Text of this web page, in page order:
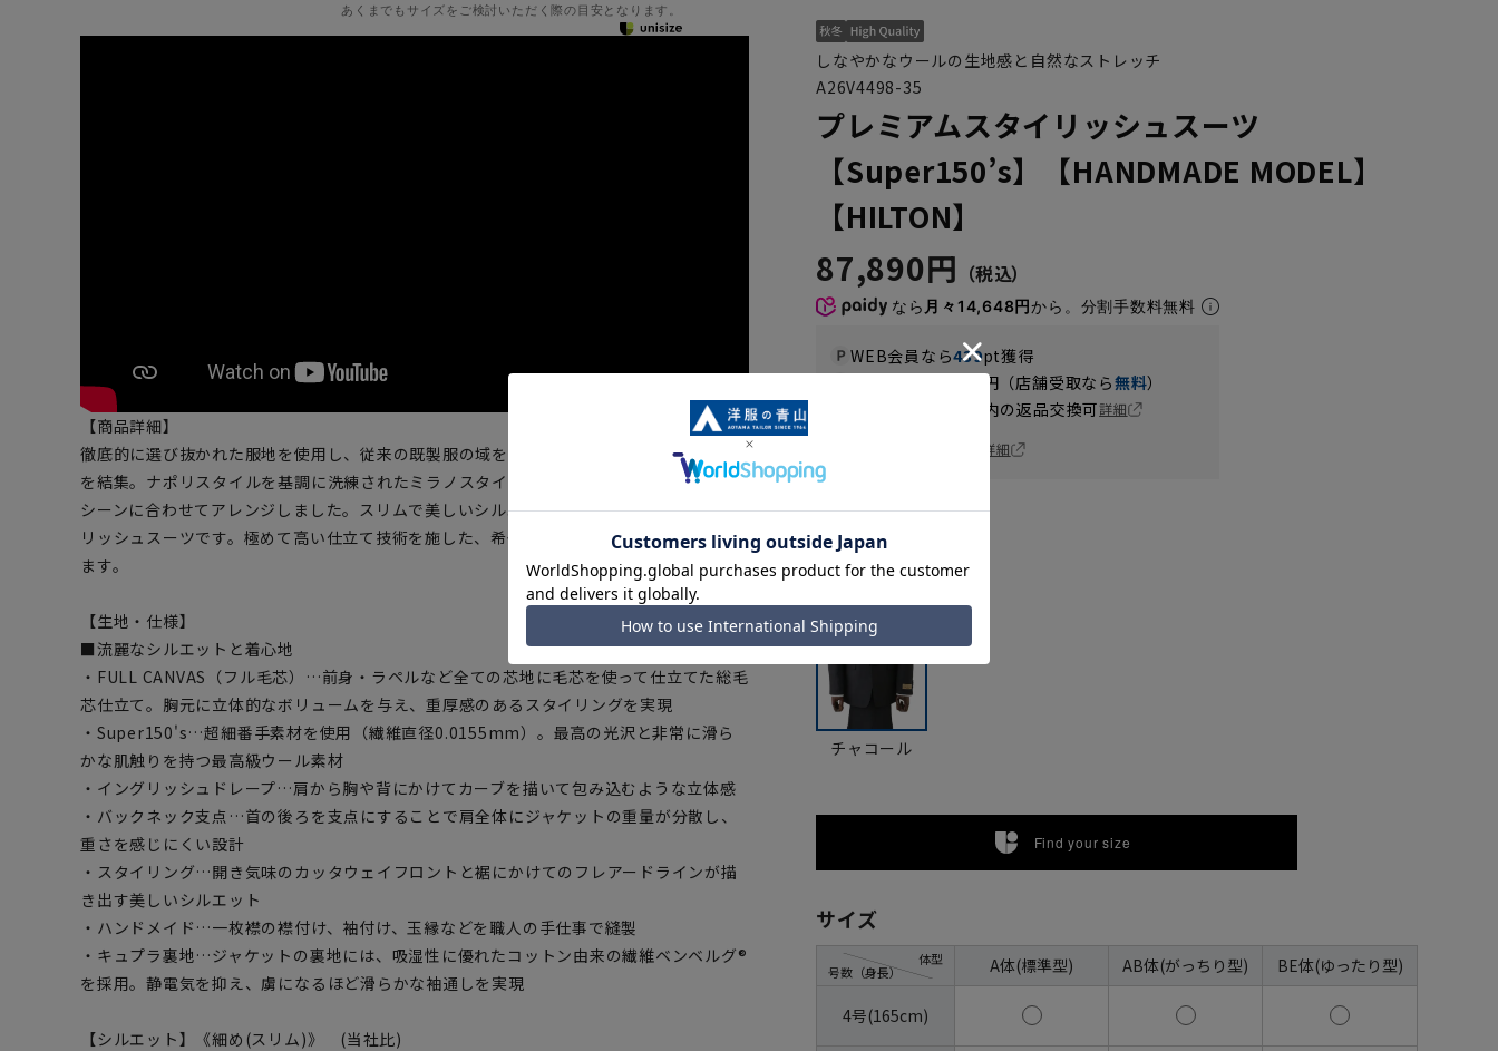
あくまでもサイズをご検討いただく際の目安となります。
【商品詳細】
徹底的に選び抜かれた服地を使用し、従来の既製服の域を超えたハンドメイドの縫製技術
を結集。ナポリスタイルを基調に洗練されたミラノスタイルを融合させ、日本のビジネス
シーンに合わせてアレンジしました。スリムで美しいシルエットを追求した最高級スタイ
リッシュスーツです。極めて高い仕立て技術を施した、希少価値の高い一着に仕上げてい
ます。
【生地・仕様】
■流麗なシルエットと着心地
・FULL CANVAS（フル毛芯）…前身・ラペルなど全ての芯地に毛芯を使って仕立てた総毛
芯仕立て。胸元に立体的なボリュームを与え、重厚感のあるスタイリングを実現
・Super150's…超細番手素材を使用（繊維直径0.0155mm）。最高の光沢と非常に滑ら
かな肌触りを持つ最高級ウール素材
・イングリッシュドレープ…肩から胸や背にかけてカーブを描いて包み込むような立体感
・バックネック支点…首の後ろを支点にすることで肩全体にジャケットの重量が分散し、
重さを感じにくい設計
・スタイリング…開き気味のカッタウェイフロントと裾にかけてのフレアードラインが描
き出す美しいシルエット
・ハンドメイド…一枚襟の襟付け、袖付け、玉縁などを職人の手仕事で縫製
・キュプラ裏地…ジャケットの裏地には、吸湿性に優れたコットン由来の繊維ベンベルグ®
を採用。静電気を抑え、虜になるほど滑らかな袖通しを実現
【シルエット】《細め(スリム)》 (当社比)
しなやかなウールの生地感と自然なストレッチ
A26V4498-35
プレミアムスタイリッシュスーツ
【Super150’s】【HANDMADE MODEL】
【HILTON】
87,890円
なら 月々14,648円から。分割手数料無料
WEB会員なら439pt獲得
円（店舗受取なら無料）
日以内の返品交換可詳細
詳細
チャコール
Find your size
サイズ
号数（身長）
体型 A体(標準型) AB体(がっちり型) BE体(ゆったり型)
4号(165cm)